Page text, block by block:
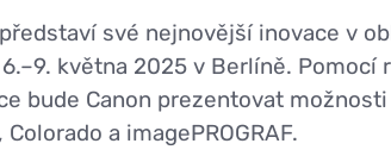
své nejnovější inovace v
května 2025 v Berlíně.
bude Canon prezentovat
a imagePROGRAF.